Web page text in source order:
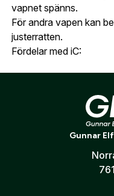
vapnet spänns.
För andra vapen kan
justerratten.
Fördelar med iC:
Snabbare
Förbättrad säkerhet i
Enkel manuell
Premiumkvalitet från
Blaser B1 tillverkas i
Gunnar